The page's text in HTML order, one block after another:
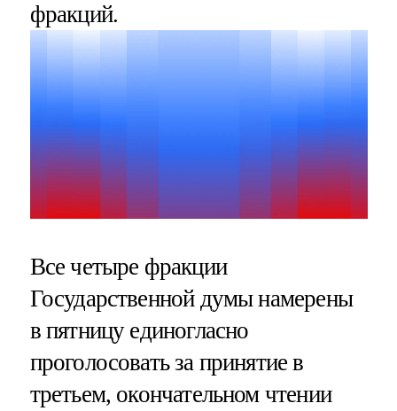
фракций.
Все четыре фракции
Государственной думы намерены
в пятницу единогласно
проголосовать за принятие в
третьем, окончательном чтении